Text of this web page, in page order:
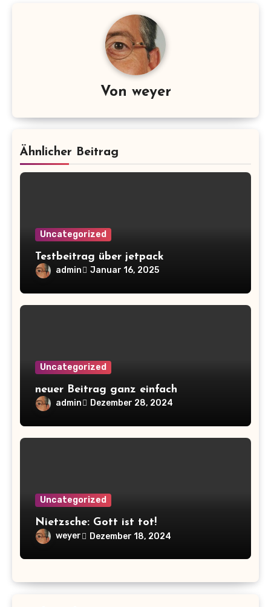
Von weyer
Ähnlicher Beitrag
Uncategorized
Testbeitrag über jetpack
admin Januar 16, 2025
Uncategorized
neuer Beitrag ganz einfach
admin Dezember 28, 2024
Uncategorized
Nietzsche: Gott ist tot!
weyer Dezember 18, 2024